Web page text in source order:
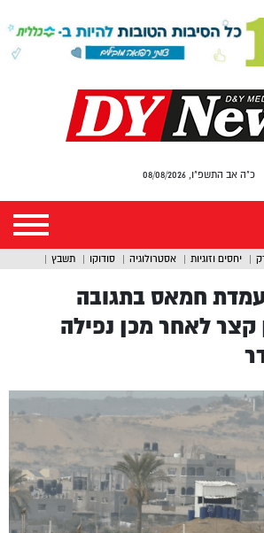
כ"ה אב התשפ"ו, 08/08/2026
יחסים וזוגיות אסטרולוגיה סודוקו תשבץ
חמאס בתגובה
קצר לאחר מכן נפילה